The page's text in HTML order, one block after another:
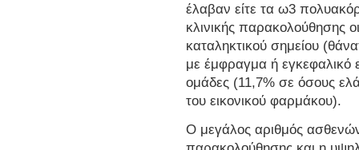
έλαβαν είτε τα ω3
κλινικής παρακολούθησης
καταληκτικού σημείου
με έμφραγμα ή εγκεφαλικό
ομάδες (11,7% σε όσους
του εικονικού φαρμάκου).
Ο μεγάλος αριθμός